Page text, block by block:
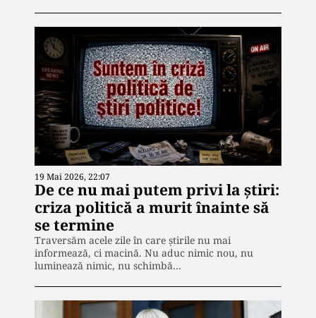
19 Mai 2026, 22:07
De ce nu mai putem privi la știri:
criza politică a murit înainte să
se termine
Traversăm acele zile în care știrile nu mai
informează, ci macină. Nu aduc nimic nou, nu
luminează nimic, nu schimbă…